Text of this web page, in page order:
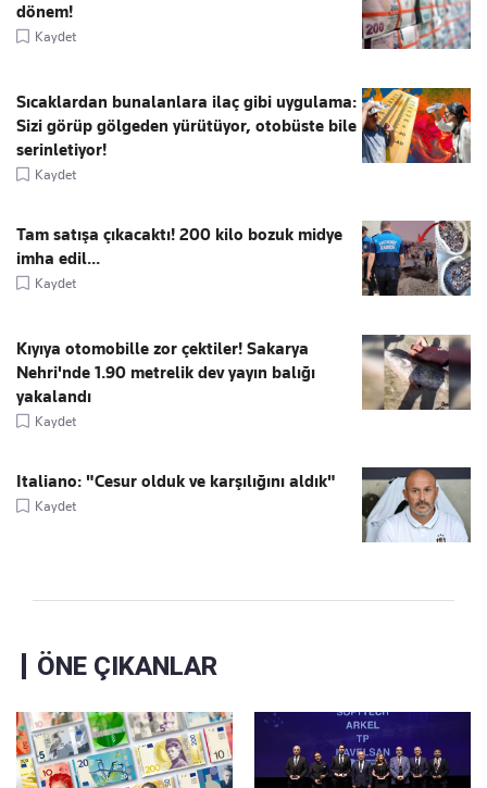
dönem!
Kaydet
Sıcaklardan bunalanlara ilaç gibi uygulama:
Sizi görüp gölgeden yürütüyor, otobüste bile
serinletiyor!
Kaydet
Tam satışa çıkacaktı! 200 kilo bozuk midye
imha edil...
Kaydet
Kıyıya otomobille zor çektiler! Sakarya
Nehri'nde 1.90 metrelik dev yayın balığı
yakalandı
Kaydet
Italiano: "Cesur olduk ve karşılığını aldık"
Kaydet
ÖNE ÇIKANLAR